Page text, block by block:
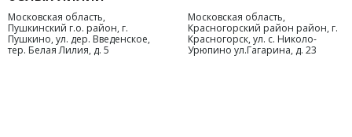
Московская область,
Красногорский район район, г.
Красногорск, ул. с. Николо-
Урюпино ул.Гагарина, д. 23